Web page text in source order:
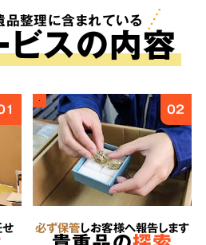
理にかかる費用を安く抑
気持ちに
寧な作業
徹底した
品整理に含まれている
ビスの内容
02
必ず保管しお客様へ報告します